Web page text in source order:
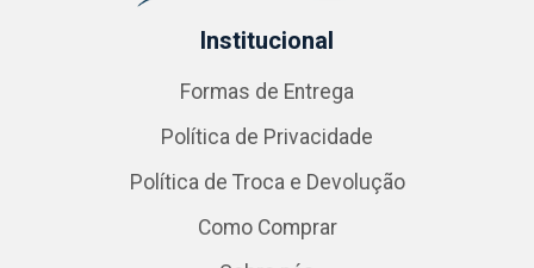
Institucional
Formas de Entrega
Política de Privacidade
Política de Troca e Devolução
Como Comprar